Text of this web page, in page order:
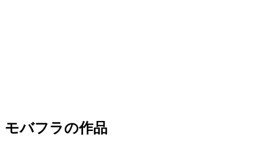
モバフラの作品